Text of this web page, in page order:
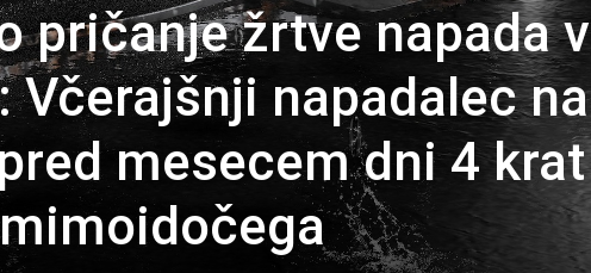
pričanje žrtve napada v
Včerajšnji napadalec na
mesecem dni 4 krat